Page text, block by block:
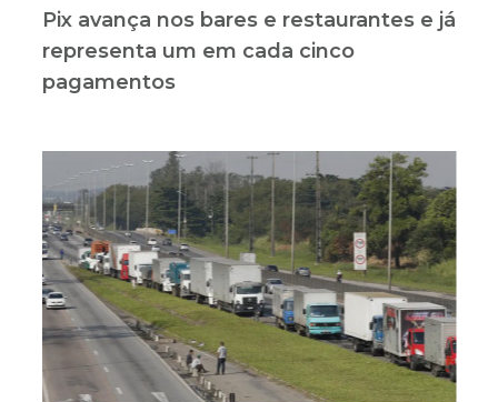
Pix avança nos bares e restaurantes e já
representa um em cada cinco
pagamentos